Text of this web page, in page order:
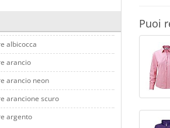
albicocca
arancio
arancio neon
arancione scuro
argento
Puoi